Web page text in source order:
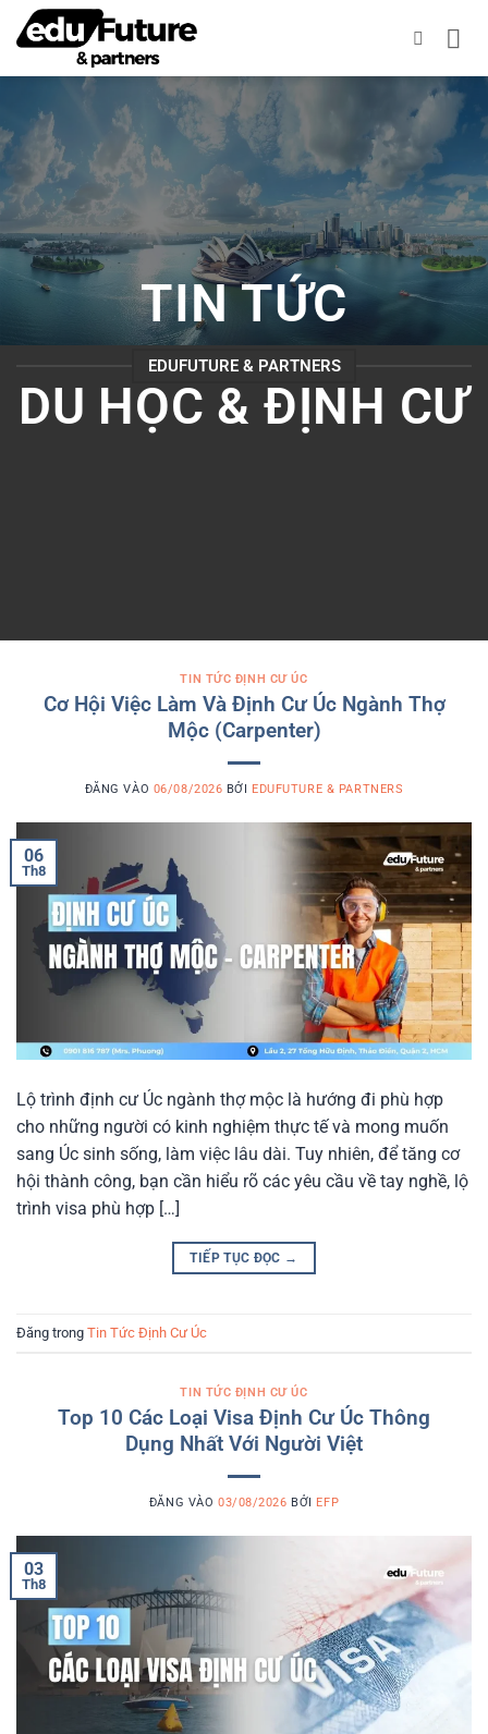
qua
TIN TỨC
EDUFUTURE & PARTNERS
DU HỌC & ĐỊNH CƯ
TIN TỨC ĐỊNH CƯ ÚC
Cơ Hội Việc Làm Và Định Cư Úc Ngành Thợ
Mộc (Carpenter)
ĐĂNG VÀO 06/08/2026 BỞI EDUFUTURE & PARTNERS
06
Th8
Lộ trình định cư Úc ngành thợ mộc là hướng đi phù hợp
cho những người có kinh nghiệm thực tế và mong muốn
sang Úc sinh sống, làm việc lâu dài. Tuy nhiên, để tăng cơ
hội thành công, bạn cần hiểu rõ các yêu cầu về tay nghề, lộ
trình visa phù hợp […]
TIẾP TỤC ĐỌC →
Đăng trong Tin Tức Định Cư Úc
TIN TỨC ĐỊNH CƯ ÚC
Top 10 Các Loại Visa Định Cư Úc Thông
Dụng Nhất Với Người Việt
ĐĂNG VÀO 03/08/2026 BỞI EFP
03
Th8